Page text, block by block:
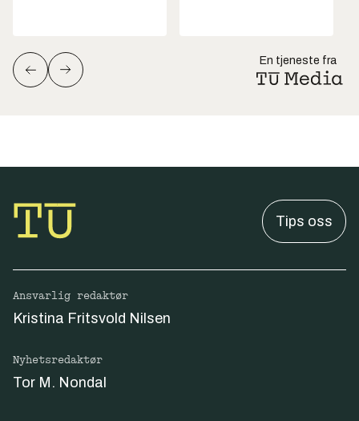
En tjeneste fra
Tips oss
Ansvarlig redaktør
Kristina Fritsvold Nilsen
Nyhetsredaktør
Tor M. Nondal